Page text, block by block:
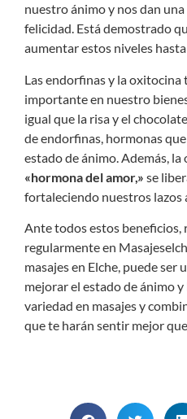
nuestro ánimo y nos dan
felicidad. Está demostrado
aumentar estos niveles
Las endorfinas y la oxitocina
importante en nuestro
igual que la risa y el
de endorfinas, hormonas
estado de ánimo. Además,
«hormona del amor,» se
fortaleciendo nuestros lazos
Ante todos estos beneficios,
regularmente en
masajes en Elche, puede ser
mejorar el estado de ánimo
variedad en masajes y
que te harán sentir mejor